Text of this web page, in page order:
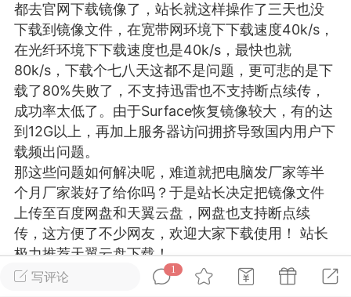
问答 闲谈 官方
任务 排行 历史
网络
VIP 7
29 21:24
电脑端 Surface Laptop Go 2
Laptop Go 2镜像
网盘下载
Laptop Go 2 i5/8/128 – Windows
写评论
1
都去官网下载镜像了，站长就这样操作了三天也没
下载到镜像文件，在宽带网环境下下载速度40k/s，
在光纤环境下下载速度也是40k/s，最快也就
80k/s，下载个七八天这都不是问题，更可悲的是下
载了80%失败了，不支持迅雷也不支持断点续传，
成功率太低了。由于Surface恢复镜像较大，有的达
到12G以上，再加上服务器访问拥挤导致国内用户下
载频出问题。
那这些问题如何解决呢，难道就把电脑发厂家等半
个月厂家装好了给你吗？于是站长决定把镜像文件
上传至百度网盘和天翼云盘，网盘也支持断点续
传，这方便了不少网友，欢迎大家下载使用！ 站长
极力推荐天翼云盘下载！
注：此教程为微软官网提供的教程，若按此教程不